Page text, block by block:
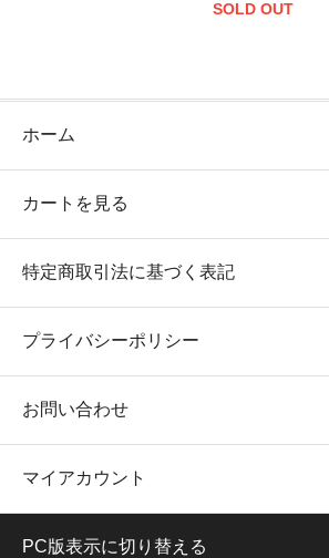
SOLD OUT
ホーム
カートを見る
特定商取引法に基づく表記
プライバシーポリシー
お問い合わせ
マイアカウント
PC版表示に切り替える